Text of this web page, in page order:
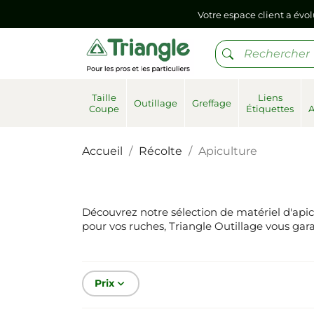
Votre espace client a
Si vous aviez mémorisé votre précédent mot
Votre espace client a
Taille
Coupe
Outillage Greffage
Liens
Étiquettes
Accueil Récolte Apiculture
Découvrez notre sélection de matériel
pour vos ruches, Triangle Outillage vous
Prixkeyboard_arrow_down